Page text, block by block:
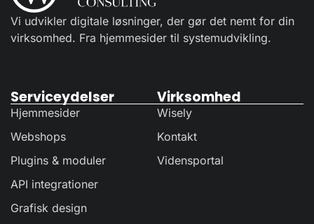
Vi udvikler digitale løsninger, der gør det nemt for din
virksomhed. Fra hjemmesider til systemudvikling.
Serviceydelser
Hjemmesider
Webshops
Plugins & moduler
API integrationer
Grafisk design
Virksomhed
Wisely
Kontakt
Vidensportal